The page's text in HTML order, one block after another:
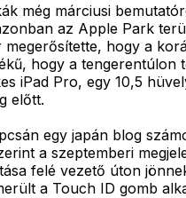
még márciusi
az Apple Park
hogy a
hogy a
iPad Pro, egy 10,5
előtt.
egy japán blog
a szeptemberi
felé vezető úton
a Touch ID gomb